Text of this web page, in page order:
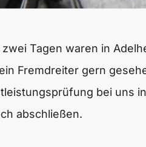
Tagen waren in
Fremdreiter gern
bei uns
abschließen.